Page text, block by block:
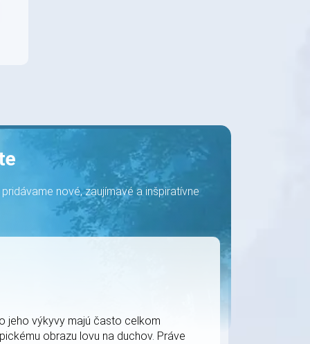
nové, zaujímavé a inšpiratívne
jeho výkyvy majú často celkom
obrazu lovu na duchov. Práve